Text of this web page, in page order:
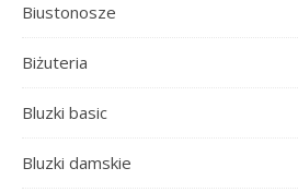
Biustonosze
Biżuteria
Bluzki basic
Bluzki damskie